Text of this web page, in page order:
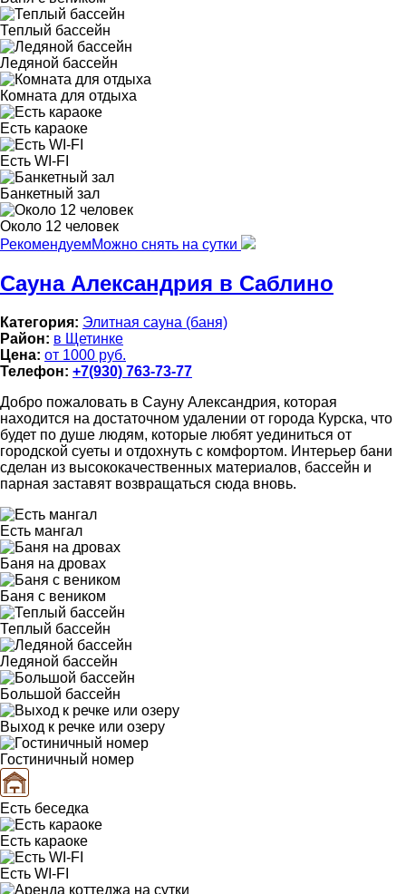
Теплый бассейн
Ледяной бассейн
Комната для отдыха
Есть караоке
Есть WI-FI
Банкетный зал
Около 12 человек
РекомендуемМожно снять на сутки
Сауна Александрия в Саблино
Категория: Элитная сауна (баня)
Район: в Щетинке
Цена: от 1000 руб.
Телефон: +7(930) 763-73-77
Добро пожаловать в Сауну Александрия, которая
находится на достаточном удалении от города Курска, что
будет по душе людям, которые любят уединиться от
городской суеты и отдохнуть с комфортом. Интерьер бани
сделан из высококачественных материалов, бассейн и
парная заставят возвращаться сюда вновь.
Есть мангал
Баня на дровах
Баня с веником
Теплый бассейн
Ледяной бассейн
Большой бассейн
Выход к речке или озеру
Гостиничный номер
Есть беседка
Есть караоке
Есть WI-FI